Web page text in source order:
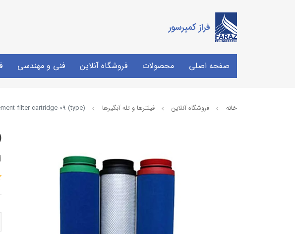
فراز کمپرسور
صفحه اصلی محصولات فروشگاه آنلاین فنی و مهندسی
خانه فروشگاه آنلاین فیلترها و تله آبگیرها filter cartridge-09 (type)